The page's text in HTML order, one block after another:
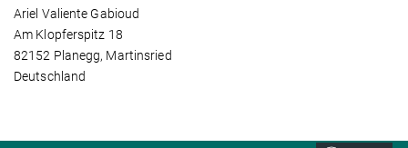
Ariel Valiente Gabioud
Am Klopferspitz 18
82152 Planegg, Martinsried
Deutschland